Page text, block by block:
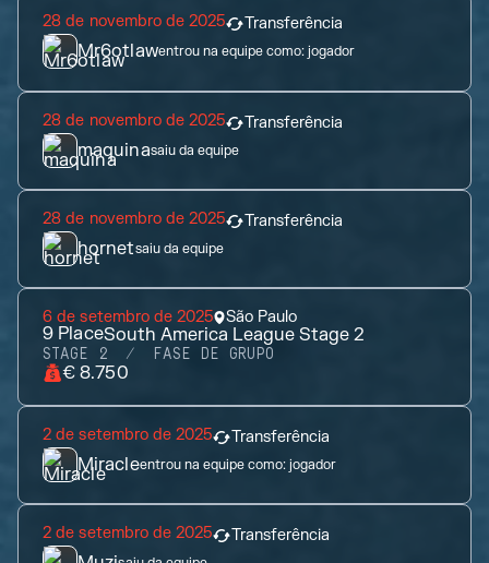
28 de novembro de 2025 Transferência
Mr6otlawentrou na equipe como:jogador
28 de novembro de 2025 Transferência
maquinasaiu da equipe
28 de novembro de 2025 Transferência
hornetsaiu da equipe
6 de setembro de 2025 São Paulo
9 PlaceSouth America League Stage 2
STAGE 2 FASE DE GRUPO
€ 8.750
2 de setembro de 2025 Transferência
Miracleentrou na equipe como:jogador
2 de setembro de 2025 Transferência